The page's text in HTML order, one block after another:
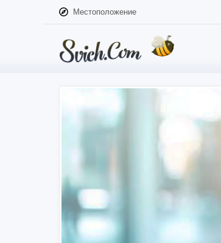
Местоположение